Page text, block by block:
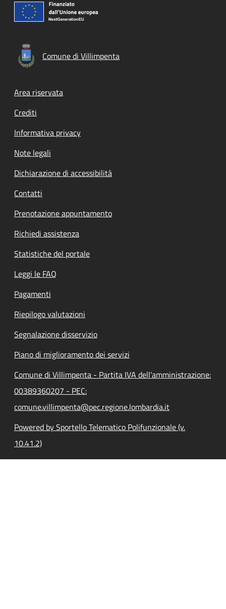
Comune di Villimpenta
Footer menu
Area riservata
Crediti
Informativa privacy
Note legali
Dichiarazione di accessibilità
Contatti
Prenotazione appuntamento
Richiedi assistenza
Statistiche del portale
Leggi le FAQ
Pagamenti
Riepilogo valutazioni
Segnalazione disservizio
Piano di miglioramento dei servizi
Comune di Villimpenta - Partita IVA dell'amministrazione:
00389360207 - PEC:
comune.villimpenta@pec.regione.lombardia.it
Powered by Sportello Telematico Polifunzionale (v.
10.41.2)